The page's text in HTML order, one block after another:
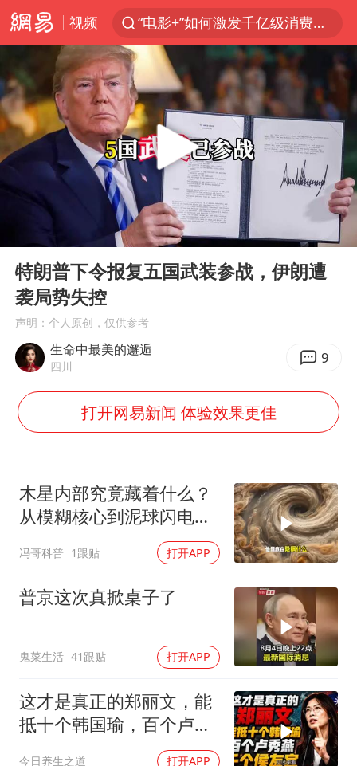
视频
“电影+”如何激发千亿级消费新活力？
福建泉州市委书记张毅恭被查
曝韩国足协为外籍裁判员安排色情招待
向鹏0-3不敌张本智和
佛山通报笔试前13被淘汰后5名进体检
“新疆阿勒泰八月能滑雪”不实
广东雷州通报特教老师招聘违规事件
“立秋的第一杯奶茶”又爆单了
超颖电子拟投资20.86亿建设新项目
山东一元代青花杯离奇失踪
国防部：中国军队坚决反制任何闹海挑衅图谋
两名乘客在飞机上因调节座椅起冲突
山东潍坊发布大风黄色预警
夯实基础开新局
Play
00:00
特朗普下令报复五国武装参战，伊朗遭
袭局势失控
声明：个人原创，仅供参考
生命中最美的邂逅
四川 9
打开网易新闻 体验效果更佳
木星内部究竟藏着什么？
从模糊核心到泥球闪电，
冯哥科普 1跟贴 打开APP
普京这次真掀桌子了
鬼菜生活 41跟贴 打开APP
这才是真正的郑丽文，能
抵十个韩国瑜，百个卢秀
今日养生之道 打开APP